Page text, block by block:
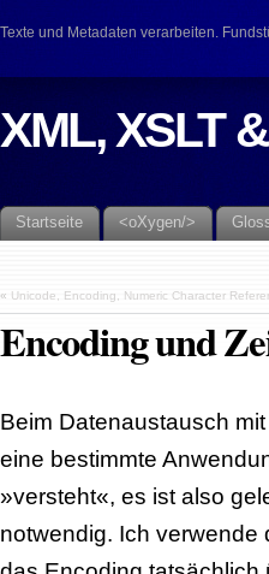
Texte und Metadaten verarbeiten.
XML, XSLT
Startseite <oXygen/>
« Unicode, Encoding, Numeric Character
Encoding und
Beim Datenaustausch
eine bestimmte
»versteht«, es ist also
notwendig. Ich verwende